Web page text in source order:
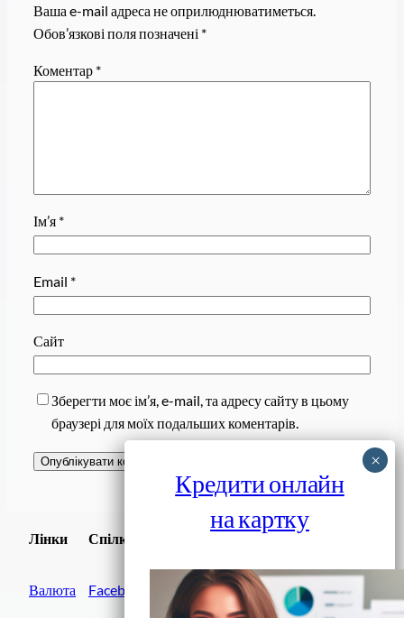
Ваша e-mail адреса не оприлюднюватиметься.
Обов’язкові поля позначені *
Коментар *
Ім’я *
Email *
Сайт
Зберегти моє ім’я, e-mail, та адресу сайту в цьому
браузері для моїх подальших коментарів.
Лінки
Валюта
Спілки
Facebook
Завантажити
Кредити онлайн
на картку